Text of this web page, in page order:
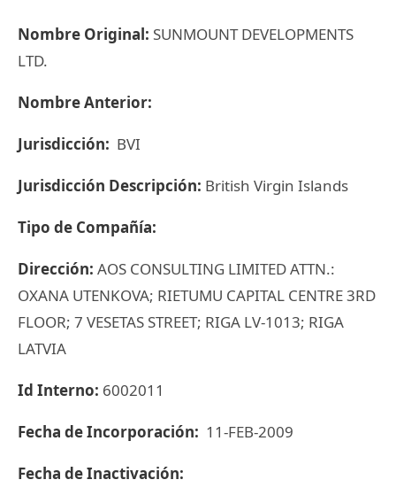
Nombre Original: SUNMOUNT DEVELOPMENTS
LTD.
Nombre Anterior:
Jurisdicción: BVI
Jurisdicción Descripción: British Virgin Islands
Tipo de Compañía:
Dirección: AOS CONSULTING LIMITED ATTN.:
OXANA UTENKOVA; RIETUMU CAPITAL CENTRE 3RD
FLOOR; 7 VESETAS STREET; RIGA LV-1013; RIGA
LATVIA
Id Interno: 6002011
Fecha de Incorporación: 11-FEB-2009
Fecha de Inactivación: